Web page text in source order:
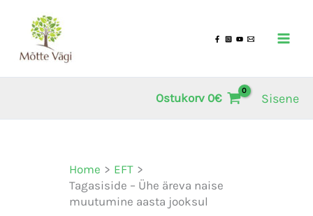
content
Ostukorv 0€ Sisene
Home
EFT
Tagasiside – Ühe äreva naise
muutumine aasta jooksul